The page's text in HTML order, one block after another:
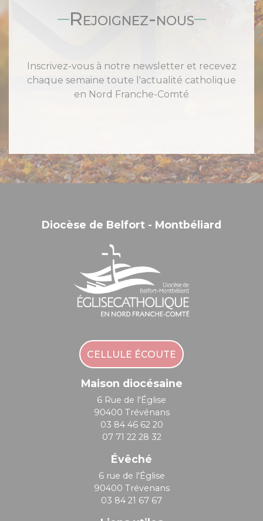
Rejoignez-nous
Inscrivez-vous à notre newsletter et recevez
chaque semaine toute l'actualité catholique
en Nord Franche-Comté
Diocèse de Belfort - Montbéliard
CELLULE ÉCOUTE
Maison diocésaine
6 Rue de l'Église
90400 Trévénans
03 84 46 62 20
07 71 22 28 32
Évêché
6 rue de l'Église
90400 Trévenans
03 84 21 67 67